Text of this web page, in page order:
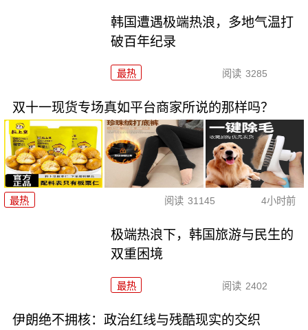
韩国遭遇极端热浪，多地气温打
破百年纪录
最热 阅读 3285
双十一现货专场真如平台商家所说的那样吗？
最热 阅读 31145 4小时前
极端热浪下，韩国旅游与民生的
双重困境
最热 阅读 2402
伊朗绝不拥核：政治红线与残酷现实的交织